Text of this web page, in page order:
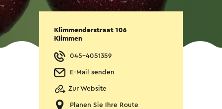
Klimmenderstraat 106
Klimmen
045-4051359
E-Mail senden
Zur Website
Planen Sie Ihre Route